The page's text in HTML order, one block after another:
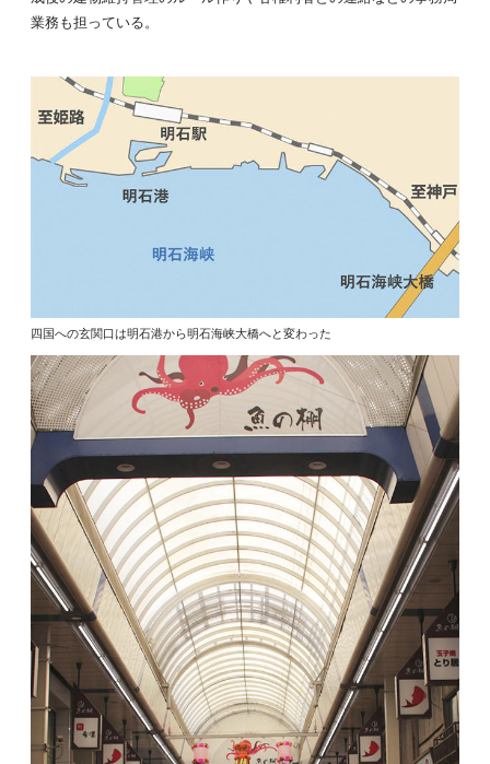
業務も担っている。
四国への玄関口は明石港から明石海峡大橋へと変わった